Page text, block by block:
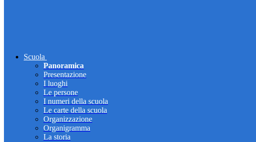
Scuola
Panoramica
Presentazione
I luoghi
Le persone
I numeri della scuola
Le carte della scuola
Organizzazione
Organigramma
La storia